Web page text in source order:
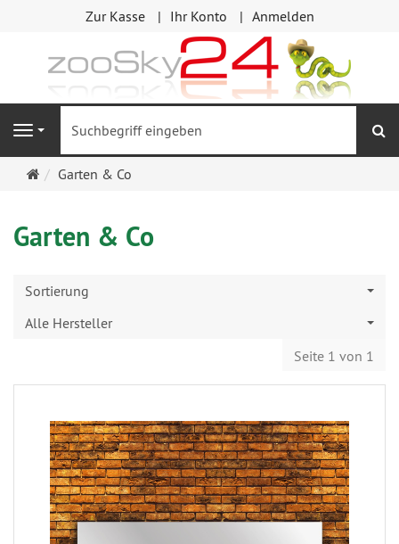
Zur Kasse Ihr Konto Anmelden
Navigation
Startseite
Garten & Co
Garten & Co
Sortierung
Alle Hersteller
Seite 1 von 1